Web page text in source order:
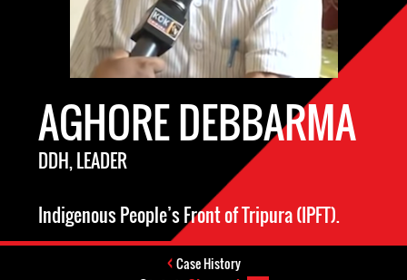
AGHORE DEBBARMA
DDH, LEADER
Indigenous People’s Front of Tripura (IPFT).
Case History